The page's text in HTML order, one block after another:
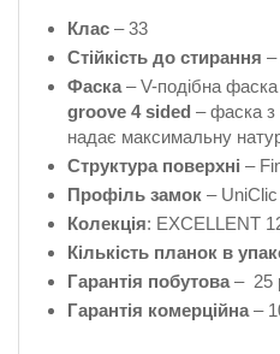
Клас – 33
Стійкість до стирання –
Фаска – V-подібна
groove 4 sided – фаска з
надає максимальну
Структура поверхні –
Профіль замок – UniClic
Колекція: EXCELLENT
Кількість планок в
Гарантія побутова – 25
Гарантія комерційна –